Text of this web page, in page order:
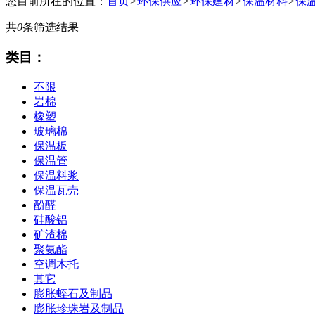
共0条筛选结果
类目：
不限
岩棉
橡塑
玻璃棉
保温板
保温管
保温料浆
保温瓦壳
酚醛
硅酸铝
矿渣棉
聚氨酯
空调木托
其它
膨胀蛭石及制品
膨胀珍珠岩及制品